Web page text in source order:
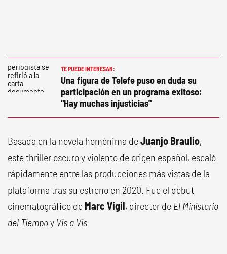
TE PUEDE INTERESAR:
Una figura de Telefe puso en duda su
participación en un programa exitoso:
"Hay muchas injusticias"
Basada en la novela homónima deJuanjo Braulio,
este thriller oscuro y violento de origen español, escaló
rápidamente entre las producciones más vistas de la
plataforma tras su estreno en 2020. Fue el debut
cinematográfico de Marc Vigil, director de El Ministerio
del Tiempoy Vis a Vis